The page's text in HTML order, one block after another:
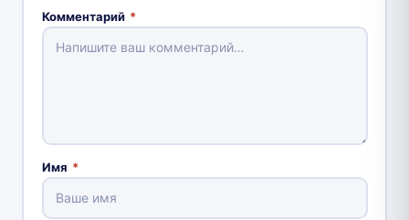
Комментарий *
Имя *